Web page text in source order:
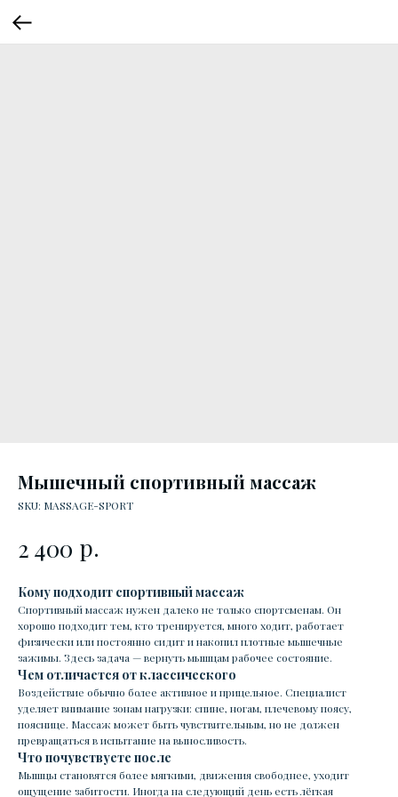
Мышечный спортивный массаж
SKU: MASSAGE-SPORT
2 400 р.
Кому подходит спортивный массаж
Спортивный массаж нужен далеко не только спортсменам. Он
хорошо подходит тем, кто тренируется, много ходит, работает
физически или постоянно сидит и накопил плотные мышечные
зажимы. Здесь задача — вернуть мышцам рабочее состояние.
Чем отличается от классического
Воздействие обычно более активное и прицельное. Специалист
уделяет внимание зонам нагрузки: спине, ногам, плечевому поясу,
пояснице. Массаж может быть чувствительным, но не должен
превращаться в испытание на выносливость.
Что почувствуете после
Мышцы становятся более мягкими, движения свободнее, уходит
ощущение забитости. Иногда на следующий день есть лёгкая